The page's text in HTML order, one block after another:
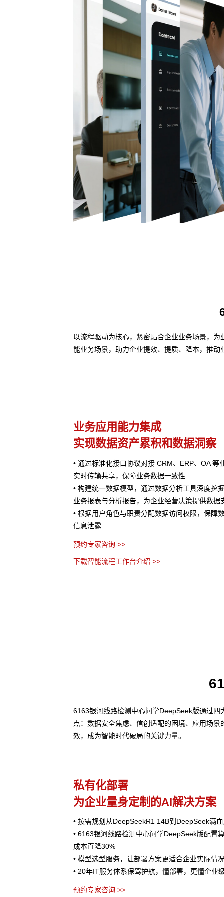
以流程驱动为核心，紧密贴合企业业务场景，
能业务场景，助力企业提效、提质、降本，推动
AI Agent 快速接入
赋能业务 快速迭代
• 快速编排适配的 AI 能力进行集成，为业务处理
• 将 AI 能力与业务流程深度结合，在客户服务
估等场景中发挥作用
预约专家咨询 >>
下载智能流程工作台介绍 >>
6163银河线路检测中心问学DeepSeek版通过
点：数据安全焦虑、信创适配的困境、应用场
效，成为智能时代破局的关键力量。
私有化部署
为企业量身定制的AI解决方案
• 按需规划从DeepSeekR1 14B到DeepSeek满
• 6163银河线路检测中心问学DeepSeek版配置
成本直降30%
• 模型选型服务，让部署方案更适合企业实际情
• 20年IT服务体系保驾护航，懂部署，更懂企业
预约专家咨询 >>